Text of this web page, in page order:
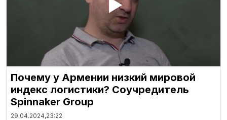
Почему у Армении низкий мировой
индекс логистики? Соучредитель
Spinnaker Group
29.04.2024,23:22